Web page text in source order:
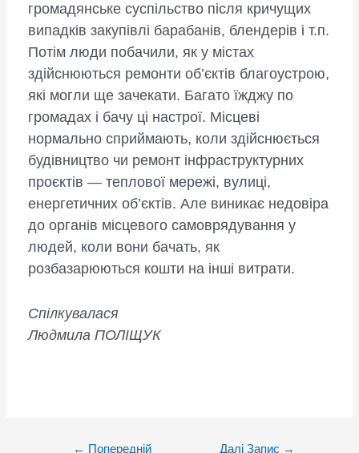
громадянське суспільство після кричущих
випадків закупівлі барабанів, блендерів і т.п.
Потім люди побачили, як у містах
здійснюються ремонти об’єктів благоустрою,
які могли ще зачекати. Багато їжджу по
громадах і бачу ці настрої. Місцеві
нормально сприймають, коли здійснюється
будівництво чи ремонт інфраструктурних
проєктів — теплової мережі, вулиці,
енергетичних об’єктів. Але виникає недовіра
до органів місцевого самоврядування у
людей, коли вони бачать, як
розбазарюються кошти на інші витрати.
Спілкувалася
Людмила ПОЛІЩУК
← Попередній Далі Запис →